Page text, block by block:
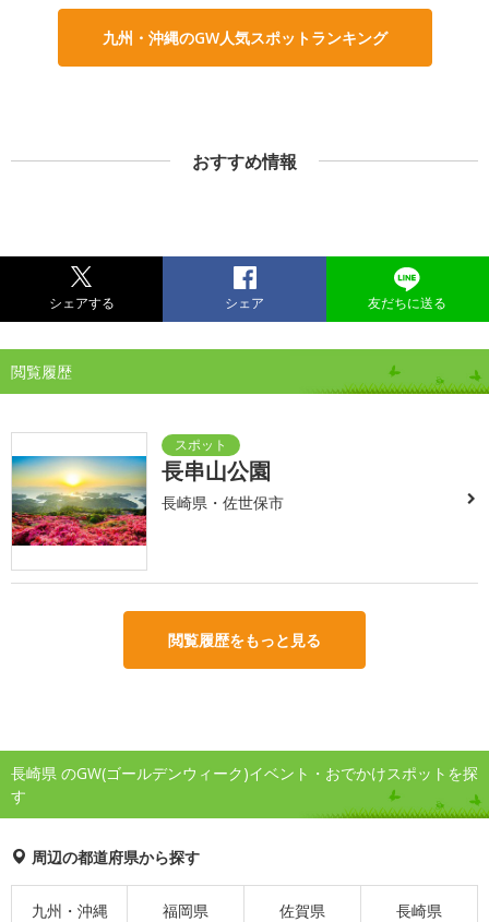
九州・沖縄のGW人気スポットランキング
おすすめ情報
シェアする シェア 友だちに送る
閲覧履歴
長串山公園
長崎県・佐世保市
閲覧履歴をもっと見る
長崎県 のGW(ゴールデンウィーク)イベント・おでかけスポットを探
す
周辺の都道府県から探す
九州・沖縄 福岡県 佐賀県 長崎県